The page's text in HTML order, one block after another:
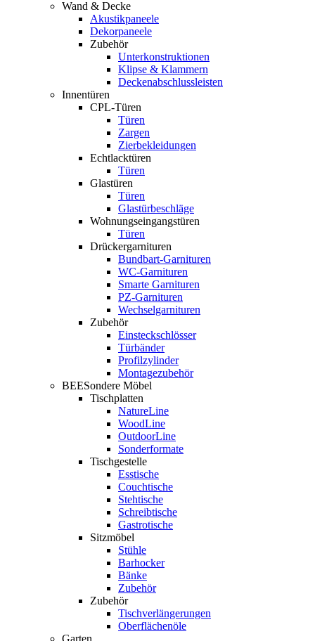
Wand & Decke
Akustikpaneele
Dekorpaneele
Zubehör
Unterkonstruktionen
Klipse & Klammern
Deckenabschlussleisten
Innentüren
CPL-Türen
Türen
Zargen
Zierbekleidungen
Echtlacktüren
Türen
Glastüren
Türen
Glastürbeschläge
Wohnungseingangstüren
Türen
Drückergarnituren
Bundbart-Garnituren
WC-Garnituren
Smarte Garnituren
PZ-Garnituren
Wechselgarnituren
Zubehör
Einsteckschlösser
Türbänder
Profilzylinder
Montagezubehör
BEESondere Möbel
Tischplatten
NatureLine
WoodLine
OutdoorLine
Sonderformate
Tischgestelle
Esstische
Couchtische
Stehtische
Schreibtische
Gastrotische
Sitzmöbel
Stühle
Barhocker
Bänke
Zubehör
Zubehör
Tischverlängerungen
Oberflächenöle
Garten